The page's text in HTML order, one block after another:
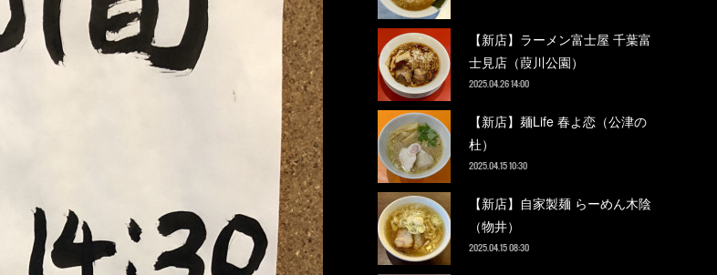
【新店】ラーメン富士屋 千葉富
士見店（葭川公園）
2025.04.26 14:00
【新店】麺Life 春よ恋（公津の
杜）
2025.04.15 10:30
【新店】自家製麺 らーめん木陰
（物井）
2025.04.15 08:30